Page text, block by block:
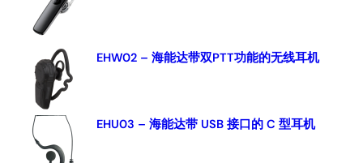
EHW02 – 海能达带双PTT功能的无线耳机
EHU03 – 海能达带 USB 接口的 C 型耳机